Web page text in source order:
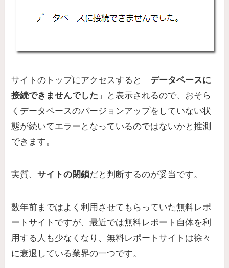
サイトのトップにアクセスすると「 データベースに
接続できませんでした 」と表示されるので、おそら
くデータベースのバージョンアップをしていない状
態が続いてエラーとなっているのではないかと推測
できます。
実質、サイトの閉鎖だと判断するのが妥当です。
数年前まではよく利用させてもらっていた無料レポ
ートサイトですが、最近では無料レポート自体を利
用する人も少なくなり、無料レポートサイトは徐々
に衰退している業界の一つです。